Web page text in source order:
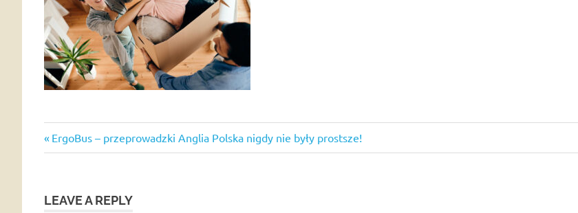
Nawigacja
Previous
Post:
ErgoBus – przeprowadzki Anglia Polska nigdy nie były prostsze!
LEAVE A REPLY